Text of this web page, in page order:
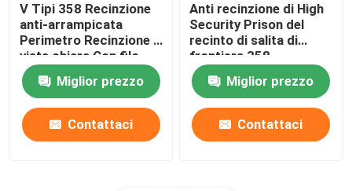
V Tipi 358 Recinzione
anti-arrampicata
Perimetro Recinzione a
vista chiara Con filo
spinato in cima
Miglior prezzo
Contattaci
Anti recinzione di High
Security Prison del
recinto di salita di
frontiera 358
residenziali
Miglior prezzo
Contattaci